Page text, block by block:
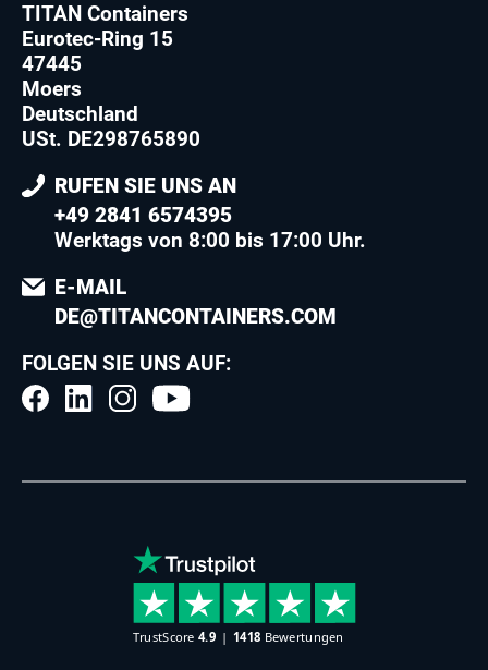
TITAN Containers
Eurotec-Ring 15
47445
Moers
Deutschland
USt. DE298765890
RUFEN SIE UNS AN
+49 2841 6574395
Werktags von 8:00 bis 17:00 Uhr.
E-MAIL
DE@TITANCONTAINERS.COM
FOLGEN SIE UNS AUF: